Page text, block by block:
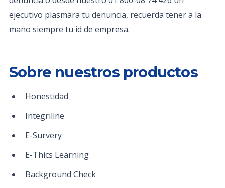
ejecutivo plasmara tu denuncia, recuerda tener a la
mano siempre tu id de empresa.
Sobre nuestros productos
Honestidad
Integriline
E-Survery
E-Thics Learning
Background Check